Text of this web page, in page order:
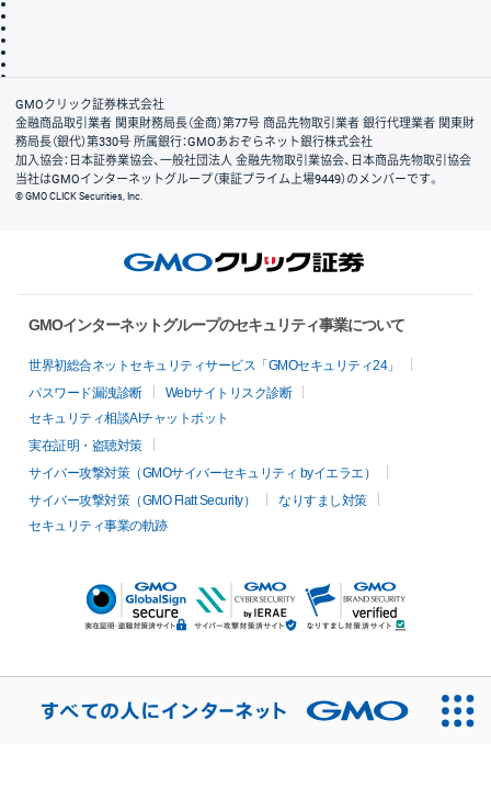
会社案内
GMOクリック証券株式会社
金融商品取引業者 関東財務局長（金商）第77号 商品先物取引業者 銀行代理業者 関東財
務局長（銀代）第330号 所属銀行：GMOあおぞらネット銀行株式会社
加入協会：日本証券業協会、一般社団法人 金融先物取引業協会、日本商品先物取引協会
当社はGMOインターネットグループ（東証プライム上場9449）のメンバーです。
© GMO CLICK Securities, Inc.
GMOインターネットグループのセキュリティ事業について
世界初総合ネットセキュリティサービス「GMOセキュリティ24」
パスワード漏洩診断
Webサイトリスク診断
セキュリティ相談AIチャットボット
実在証明・盗聴対策
サイバー攻撃対策（GMOサイバーセキュリティ byイエラエ）
サイバー攻撃対策（GMO Flatt Security）
なりすまし対策
セキュリティ事業の軌跡